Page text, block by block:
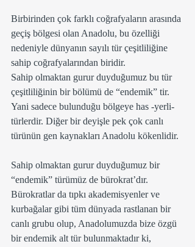
Birbirinden çok farklı coğrafyaların arasında
geçiş bölgesi olan Anadolu, bu özelliği
nedeniyle dünyanın sayılı tür çeşitliliğine
sahip coğrafyalarından biridir.
Sahip olmaktan gurur duyduğumuz bu tür
çeşitliliğinin bir bölümü de “endemik” tir.
Yani sadece bulunduğu bölgeye has -yerli-
türlerdir. Diğer bir deyişle pek çok canlı
türünün gen kaynakları Anadolu kökenlidir.
Sahip olmaktan gurur duyduğumuz bir
“endemik” türümüz de bürokrat’dır.
Bürokratlar da tıpkı akademisyenler ve
kurbağalar gibi tüm dünyada rastlanan bir
canlı grubu olup, Anadolumuzda bize özgü
bir endemik alt tür bulunmaktadır ki,